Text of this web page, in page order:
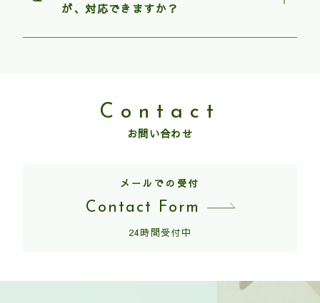
が、対応できますか？
Contact
お問い合わせ
メールでの受付
Contact Form
24時間受付中